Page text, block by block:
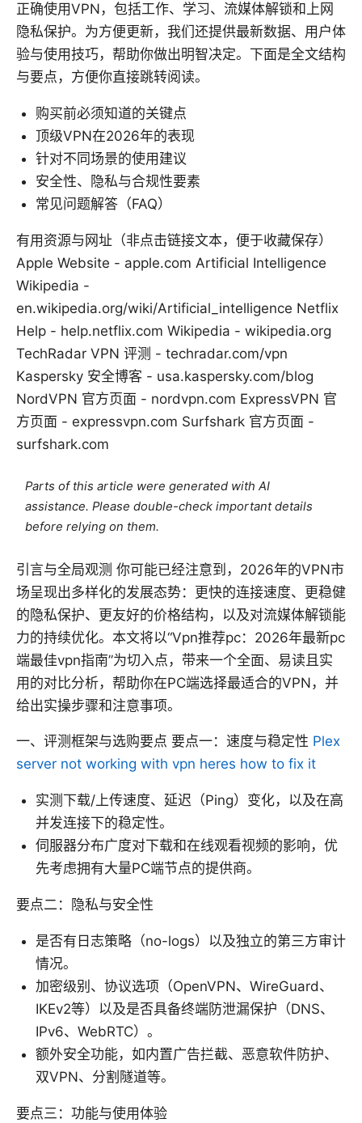
正确使用VPN，包括工作、学习、流媒体解锁和上网
隐私保护。为方便更新，我们还提供最新数据、用户体
验与使用技巧，帮助你做出明智决定。下面是全文结构
与要点，方便你直接跳转阅读。
购买前必须知道的关键点
顶级VPN在2026年的表现
针对不同场景的使用建议
安全性、隐私与合规性要素
常见问题解答（FAQ）
有用资源与网址（非点击链接文本，便于收藏保存）
Apple Website - apple.com Artificial Intelligence
Wikipedia -
en.wikipedia.org/wiki/Artificial_intelligence Netflix
Help - help.netflix.com Wikipedia - wikipedia.org
TechRadar VPN 评测 - techradar.com/vpn
Kaspersky 安全博客 - usa.kaspersky.com/blog
NordVPN 官方页面 - nordvpn.com ExpressVPN 官
方页面 - expressvpn.com Surfshark 官方页面 -
surfshark.com
Parts of this article were generated with AI
assistance. Please double-check important details
before relying on them.
引言与全局观测 你可能已经注意到，2026年的VPN市
场呈现出多样化的发展态势：更快的连接速度、更稳健
的隐私保护、更友好的价格结构，以及对流媒体解锁能
力的持续优化。本文将以“Vpn推荐pc：2026年最新pc
端最佳vpn指南”为切入点，带来一个全面、易读且实
用的对比分析，帮助你在PC端选择最适合的VPN，并
给出实操步骤和注意事项。
一、评测框架与选购要点 要点一：速度与稳定性 Plex
server not working with vpn heres how to fix it
实测下载/上传速度、延迟（Ping）变化，以及在高
并发连接下的稳定性。
伺服器分布广度对下载和在线观看视频的影响，优
先考虑拥有大量PC端节点的提供商。
要点二：隐私与安全性
是否有日志策略（no-logs）以及独立的第三方审计
情况。
加密级别、协议选项（OpenVPN、WireGuard、
IKEv2等）以及是否具备终端防泄漏保护（DNS、
IPv6、WebRTC）。
额外安全功能，如内置广告拦截、恶意软件防护、
双VPN、分割隧道等。
要点三：功能与使用体验